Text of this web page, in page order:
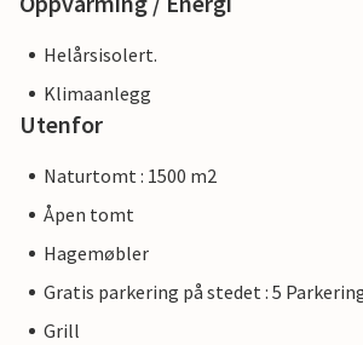
Helårsisolert.
Klimaanlegg
Utenfor
Naturtomt : 1500 m2
Åpen tomt
Hagemøbler
Gratis parkering på stedet : 5
Grill